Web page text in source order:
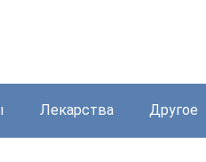
Лекарства Другое